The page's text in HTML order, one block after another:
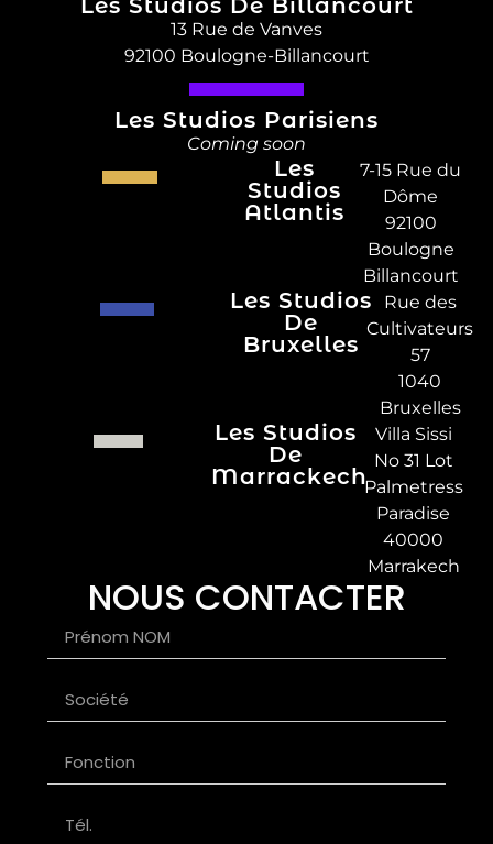
Les Studios De Billancourt
13 Rue de Vanves
92100 Boulogne-Billancourt
Les Studios Parisiens
Coming soon
Les
Studios
Atlantis
7-15 Rue du
Dôme
92100
Boulogne
Billancourt
Les Studios
De
Bruxelles
Rue des
Cultivateurs
57
1040
Bruxelles
Les Studios
De
Marrackech
Villa Sissi
No 31 Lot
Palmetress
Paradise
40000
Marrakech
NOUS CONTACTER